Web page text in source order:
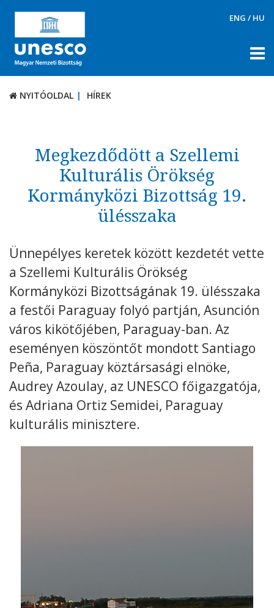
ENG / HU
NYITÓOLDAL HÍREK
TÉMÁK
DOKUMENTUMTÁR
PÁLYÁZATOK / DÍJAK
Kövess minket unescohungary
Adatkezelési tájékoztató Impresszum
Technikai információk
RSS
NYITÓOLDAL HÍREK
Megkezdődött a Szellemi
Kulturális Örökség
Kormányközi Bizottság 19.
ülésszaka
Ünnepélyes keretek között kezdetét vette
a Szellemi Kulturális Örökség
Kormányközi Bizottságának 19. ülésszaka
a festői Paraguay folyó partján, Asunción
város kikötőjében, Paraguay-ban. Az
eseményen köszöntőt mondott Santiago
Peña, Paraguay köztársasági elnöke,
Audrey Azoulay, az UNESCO főigazgatója,
és Adriana Ortiz Semidei, Paraguay
kulturális minisztere.